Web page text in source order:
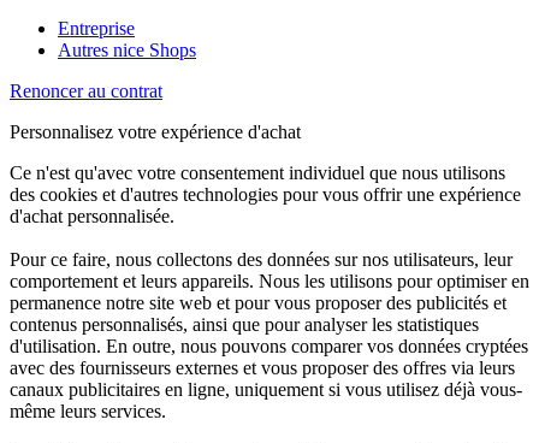
Entreprise
Autres nice Shops
Renoncer au contrat
Personnalisez votre expérience d'achat
Ce n'est qu'avec votre consentement individuel que nous utilisons
des cookies et d'autres technologies pour vous offrir une expérience
d'achat personnalisée.
Pour ce faire, nous collectons des données sur nos utilisateurs, leur
comportement et leurs appareils. Nous les utilisons pour optimiser en
permanence notre site web et pour vous proposer des publicités et
contenus personnalisés, ainsi que pour analyser les statistiques
d'utilisation. En outre, nous pouvons comparer vos données cryptées
avec des fournisseurs externes et vous proposer des offres via leurs
canaux publicitaires en ligne, uniquement si vous utilisez déjà vous-
même leurs services.